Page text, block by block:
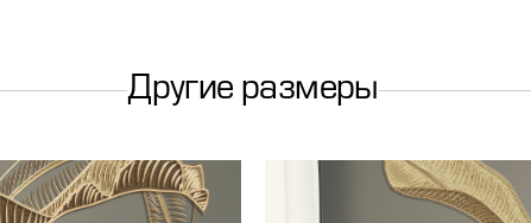
Другие размеры